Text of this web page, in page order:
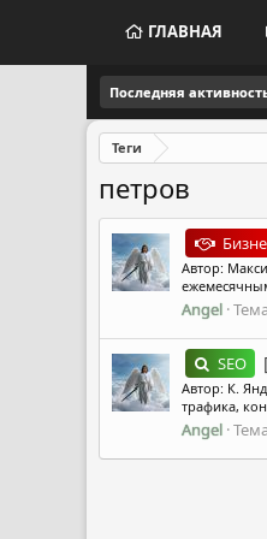
ГЛАВНАЯ
Последняя
Теги
петров
Автор:
Angel
SEO
Автор: К.
трафика,
Angel